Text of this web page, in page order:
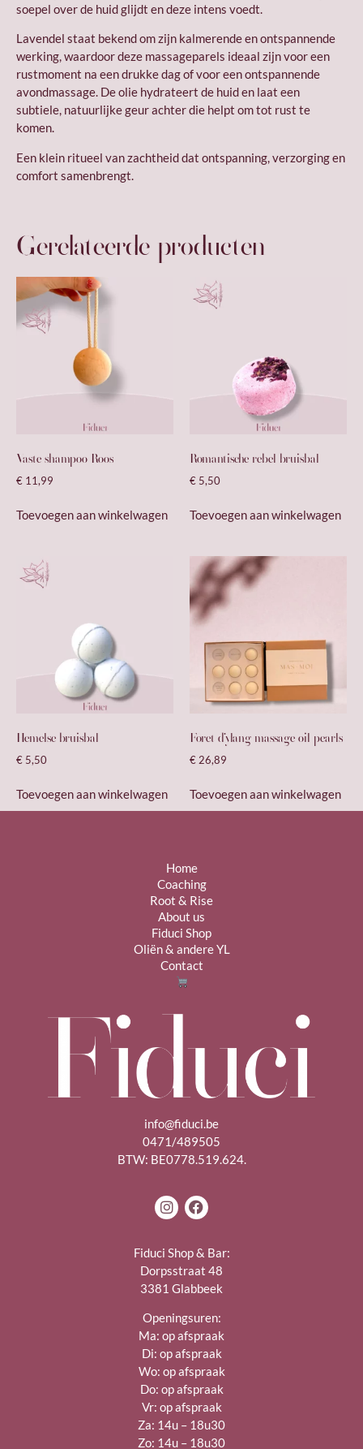
soepel over de huid glijdt en deze intens voedt.
Lavendel staat bekend om zijn kalmerende en ontspannende
werking, waardoor deze massageparels ideaal zijn voor een
rustmoment na een drukke dag of voor een ontspannende
avondmassage. De olie hydrateert de huid en laat een
subtiele, natuurlijke geur achter die helpt om tot rust te
komen.
Een klein ritueel van zachtheid dat ontspanning, verzorging en
comfort samenbrengt.
Gerelateerde producten
Vaste shampoo Roos
€ 11,99
Toevoegen aan winkelwagen
Romantische rebel bruisbal
€ 5,50
Toevoegen aan winkelwagen
Hemelse bruisbal
€ 5,50
Toevoegen aan winkelwagen
Fôret d’ylang massage oil pearls
€ 26,89
Toevoegen aan winkelwagen
Home
Coaching
Root & Rise
About us
Fiduci Shop
Oliën & andere YL
Contact
info@fiduci.be
0471/489505
BTW: BE0778.519.624.
Fiduci Shop & Bar:
Dorpsstraat 48
3381 Glabbeek
Openingsuren:
Ma: op afspraak
Di: op afspraak
Wo: op afspraak
Do: op afspraak
Vr: op afspraak
Za: 14u – 18u30
Zo: 14u – 18u30